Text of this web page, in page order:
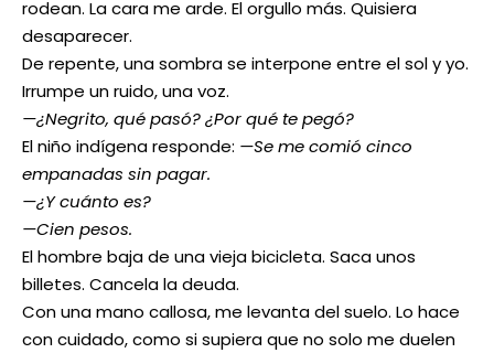
rodean. La cara me arde. El orgullo más. Quisiera
desaparecer.
De repente, una sombra se interpone entre el sol y yo.
Irrumpe un ruido, una voz.
—¿Negrito, qué pasó? ¿Por qué te pegó?
El niño indígena responde: —Se me comió cinco
empanadas sin pagar.
—¿Y cuánto es?
—Cien pesos.
El hombre baja de una vieja bicicleta. Saca unos
billetes. Cancela la deuda.
Con una mano callosa, me levanta del suelo. Lo hace
con cuidado, como si supiera que no solo me duelen